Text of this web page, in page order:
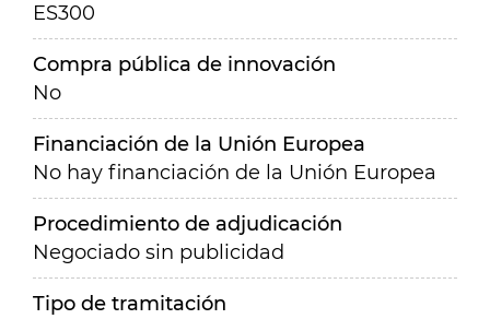
ES300
Compra pública de innovación
No
Financiación de la Unión Europea
No hay financiación de la Unión Europea
Procedimiento de adjudicación
Negociado sin publicidad
Tipo de tramitación